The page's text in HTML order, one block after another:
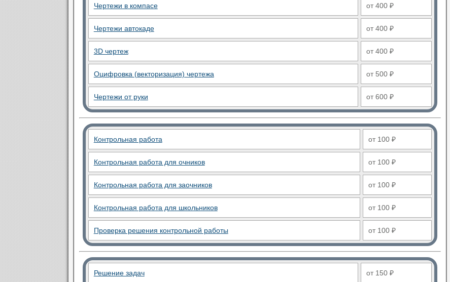
Чертежи в компасе от 400 ₽
Чертежи автокаде от 400 ₽
3D чертеж от 400 ₽
Оцифровка (векторизация) чертежа от 500 ₽
Чертежи от руки от 600 ₽
Контрольная работа от 100 ₽
Контрольная работа для очников от 100 ₽
Контрольная работа для заочников от 100 ₽
Контрольная работа для школьников от 100 ₽
Проверка решения контрольной работы от 100 ₽
Решение задач от 150 ₽